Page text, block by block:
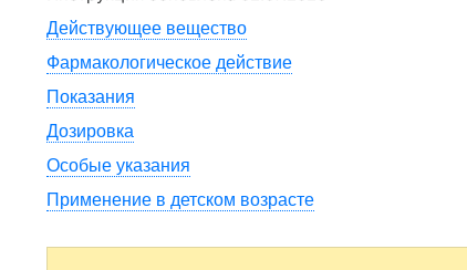
Действующее вещество
Фармакологическое действие
Показания
Дозировка
Особые указания
Применение в детском возрасте